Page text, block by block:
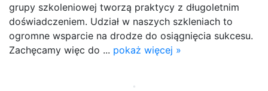
grupy szkoleniowej tworzą praktycy z długoletnim
doświadczeniem. Udział w naszych szkleniach to
ogromne wsparcie na drodze do osiągnięcia sukcesu.
Zachęcamy więc do ... pokaż więcej »